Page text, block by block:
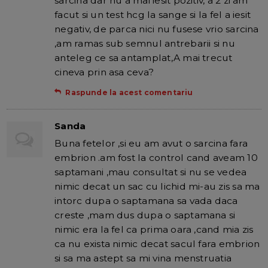
facut si un test hcg la sange si la fel a iesit
negativ, de parca nici nu fusese vrio sarcina
,am ramas sub semnul antrebarii si nu
anteleg ce sa antamplat,A mai trecut
cineva prin asa ceva?
Raspunde la acest comentariu
Sanda
Buna fetelor ,si eu am avut o sarcina fara
embrion .am fost la control cand aveam 10
saptamani ,mau consultat si nu se vedea
nimic decat un sac cu lichid mi-au zis sa ma
intorc dupa o saptamana sa vada daca
creste ,mam dus dupa o saptamana si
nimic era la fel ca prima oara ,cand mia zis
ca nu exista nimic decat sacul fara embrion
si sa ma astept sa mi vina menstruatia